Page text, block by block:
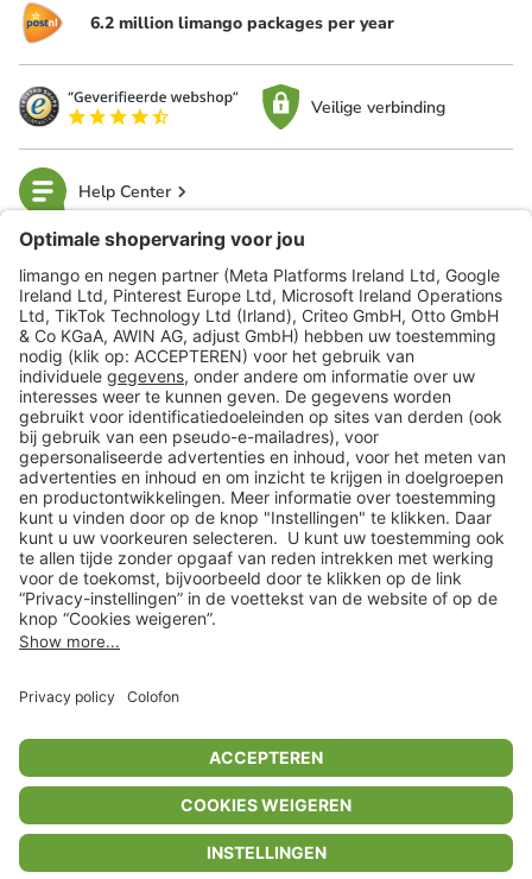
6.2 million limango packages per year
Veilige verbinding
Help Center
limango
Veilig winkelen
Klantenservice
Shop
Acties
limango.de limango.pl
** Alle prijsopgaven zijn inclusief belasting en exclusief verzendkosten
ᵃ Bij een minimale bestelwaarde van €15.